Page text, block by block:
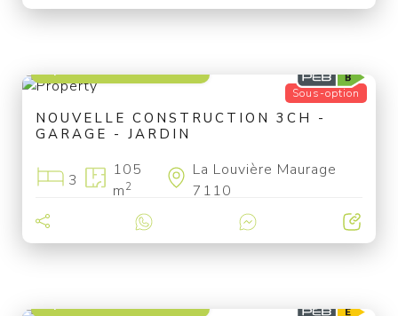
Sous-option
NOUVELLE CONSTRUCTION 3CH -
GARAGE - JARDIN
3
105
m2
La Louvière Maurage
7110